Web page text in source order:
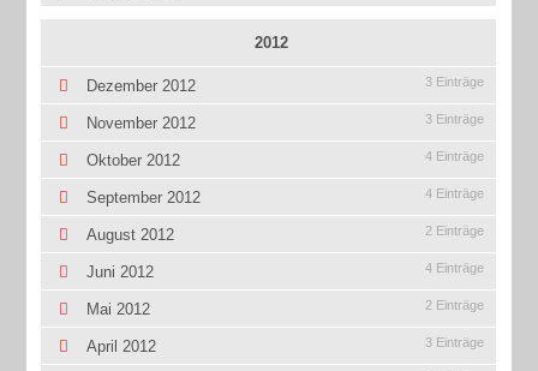
2012
Dezember 2012 3 Einträge
November 2012 3 Einträge
Oktober 2012 4 Einträge
September 2012 4 Einträge
August 2012 2 Einträge
Juni 2012 4 Einträge
Mai 2012 2 Einträge
April 2012 3 Einträge